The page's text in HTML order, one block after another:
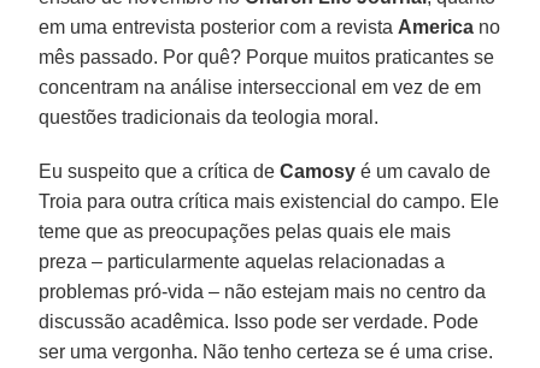
em uma entrevista posterior com a revista America no
mês passado. Por quê? Porque muitos praticantes se
concentram na análise interseccional em vez de em
questões tradicionais da teologia moral.
Eu suspeito que a crítica deCamosy é um cavalo de
Troia para outra crítica mais existencial do campo. Ele
teme que as preocupações pelas quais ele mais
preza – particularmente aquelas relacionadas a
problemas pró-vida – não estejam mais no centro da
discussão acadêmica. Isso pode ser verdade. Pode
ser uma vergonha. Não tenho certeza se é uma crise.